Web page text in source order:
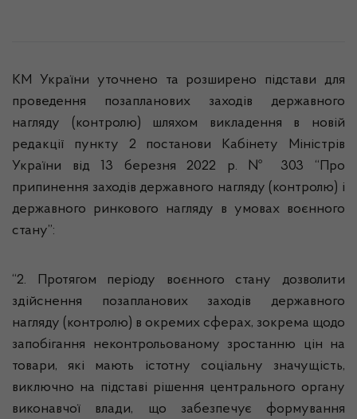
КМ України уточнено та розширено підстави для
проведення позапланових заходів державного
нагляду (контролю) шляхом викладення в новій
редакції пункту 2 постанови Кабінету Міністрів
України від 13 березня 2022 р. № 303 “Про
припинення заходів державного нагляду (контролю) і
державного ринкового нагляду в умовах воєнного
стану”:
“2. Протягом періоду воєнного стану дозволити
здійснення позапланових заходів державного
нагляду (контролю) в окремих сферах, зокрема щодо
запобігання неконтрольованому зростанню цін на
товари, які мають істотну соціальну значущість,
виключно на підставі рішення центрального органу
виконавчої влади, що забезпечує формування